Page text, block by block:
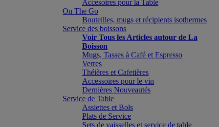
Accesoires pour la Table
On The Go
Bouteilles, mugs et récipients isothermes
Service des boissons
Voir Tous les Articles autour de La
Boisson
Mugs, Tasses à Café et Espresso
Verres
Théières et Cafetières
Accessoires pour le vin
Dernières Nouveautés
Service de Table
Assiettes et Bols
Plats de Service
Sets de vaisselles et service de table